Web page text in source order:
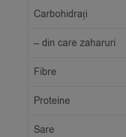
Carbohidrați
– din care zaharuri
Fibre
Proteine
Sare